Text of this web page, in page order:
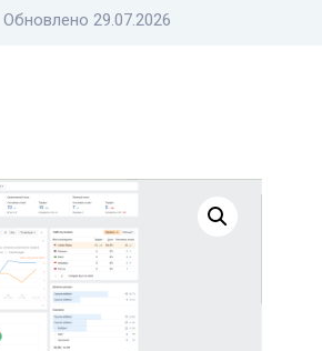
Обновлено 29.07.2026